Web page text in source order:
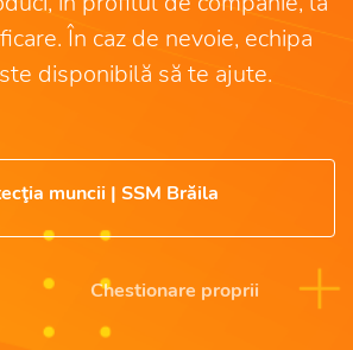
În caz de nevoie, echipa
disponibilă să te ajute.
muncii | SSM Brăila
Chestionare proprii